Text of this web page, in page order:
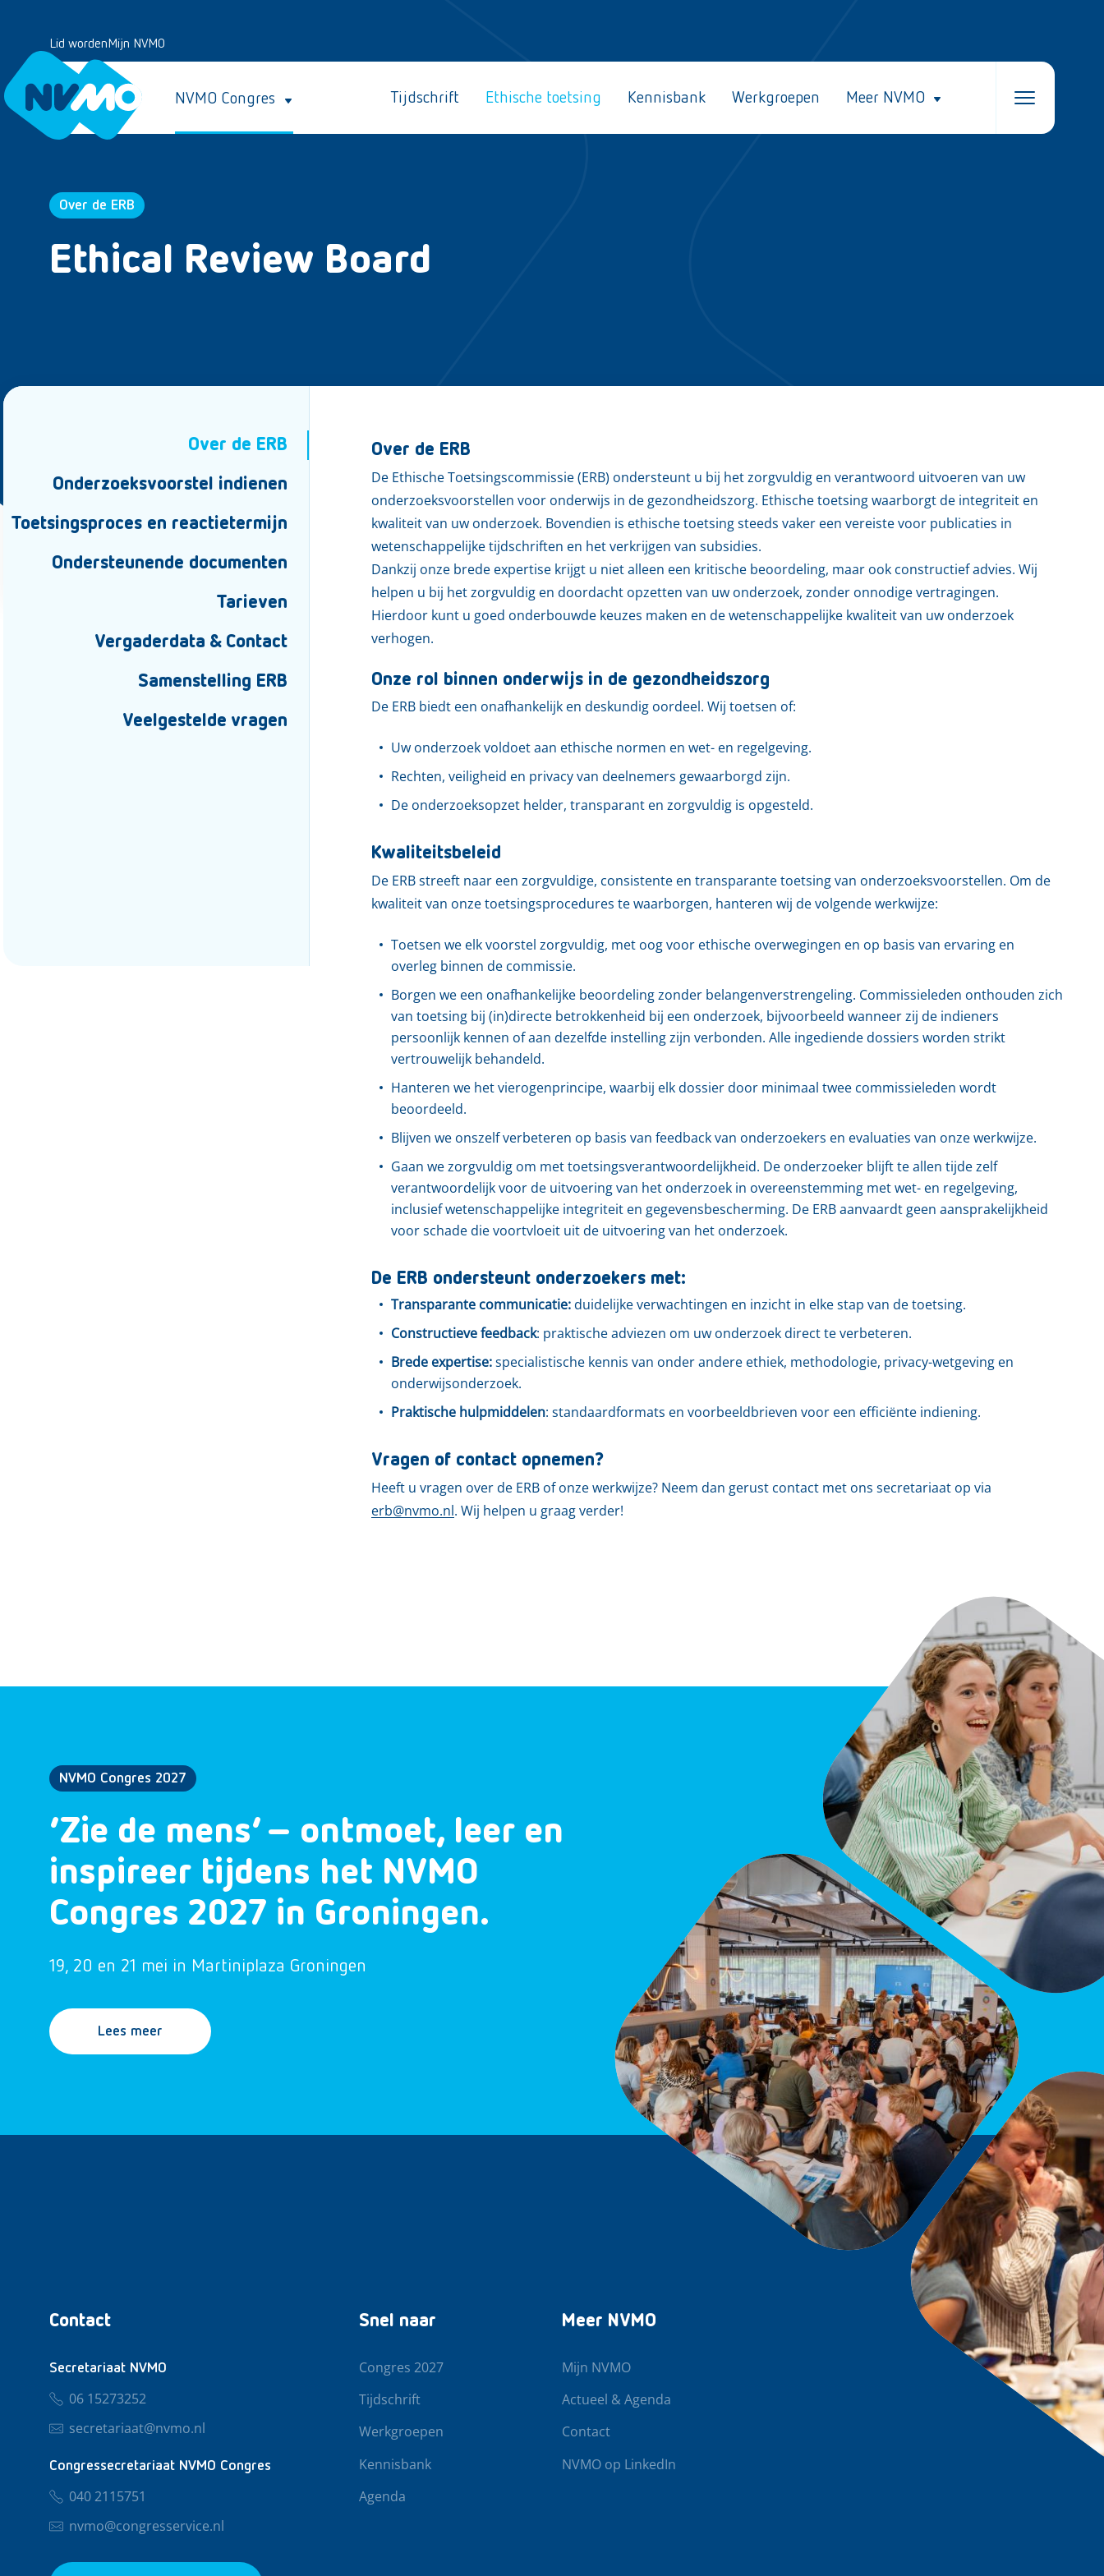
Lid wordenMijn NVMO
NVMO Congres Tijdschrift Ethische toetsing Kennisbank Werkgroepen Meer NVMO
Over de ERB
Ethical Review Board
Over de ERB
Onderzoeksvoorstel indienen
Toetsingsproces en reactietermijn
Ondersteunende documenten
Tarieven
Vergaderdata & Contact
Samenstelling ERB
Veelgestelde vragen
Over de ERB
De Ethische Toetsingscommissie (ERB) ondersteunt u bij het zorgvuldig en verantwoord uitvoeren van uw
onderzoeksvoorstellen voor onderwijs in de gezondheidszorg. Ethische toetsing waarborgt de integriteit en
kwaliteit van uw onderzoek. Bovendien is ethische toetsing steeds vaker een vereiste voor publicaties in
wetenschappelijke tijdschriften en het verkrijgen van subsidies.
Dankzij onze brede expertise krijgt u niet alleen een kritische beoordeling, maar ook constructief advies. Wij
helpen u bij het zorgvuldig en doordacht opzetten van uw onderzoek, zonder onnodige vertragingen.
Hierdoor kunt u goed onderbouwde keuzes maken en de wetenschappelijke kwaliteit van uw onderzoek
verhogen.
Onze rol binnen onderwijs in de gezondheidszorg
De ERB biedt een onafhankelijk en deskundig oordeel. Wij toetsen of:
Uw onderzoek voldoet aan ethische normen en wet- en regelgeving.
Rechten, veiligheid en privacy van deelnemers gewaarborgd zijn.
De onderzoeksopzet helder, transparant en zorgvuldig is opgesteld.
Kwaliteitsbeleid
De ERB streeft naar een zorgvuldige, consistente en transparante toetsing van onderzoeksvoorstellen. Om de
kwaliteit van onze toetsingsprocedures te waarborgen, hanteren wij de volgende werkwijze:
Toetsen we elk voorstel zorgvuldig, met oog voor ethische overwegingen en op basis van ervaring en
overleg binnen de commissie.
Borgen we een onafhankelijke beoordeling zonder belangenverstrengeling. Commissieleden onthouden zich
van toetsing bij (in)directe betrokkenheid bij een onderzoek, bijvoorbeeld wanneer zij de indieners
persoonlijk kennen of aan dezelfde instelling zijn verbonden. Alle ingediende dossiers worden strikt
vertrouwelijk behandeld.
Hanteren we het vierogenprincipe, waarbij elk dossier door minimaal twee commissieleden wordt
beoordeeld.
Blijven we onszelf verbeteren op basis van feedback van onderzoekers en evaluaties van onze werkwijze.
Gaan we zorgvuldig om met toetsingsverantwoordelijkheid. De onderzoeker blijft te allen tijde zelf
verantwoordelijk voor de uitvoering van het onderzoek in overeenstemming met wet- en regelgeving,
inclusief wetenschappelijke integriteit en gegevensbescherming. De ERB aanvaardt geen aansprakelijkheid
voor schade die voortvloeit uit de uitvoering van het onderzoek.
De ERB ondersteunt onderzoekers met:
Transparante communicatie:duidelijke verwachtingen en inzicht in elke stap van de toetsing.
Constructieve feedback: praktische adviezen om uw onderzoek direct te verbeteren.
Brede expertise:specialistische kennis van onder andere ethiek, methodologie, privacy-wetgeving en
onderwijsonderzoek.
Praktische hulpmiddelen: standaardformats en voorbeeldbrieven voor een efficiënte indiening.
Vragen of contact opnemen?
Heeft u vragen over de ERB of onze werkwijze? Neem dan gerust contact met ons secretariaat op via
erb@nvmo.nl. Wij helpen u graag verder!
NVMO Congres 2027
‘Zie de mens’ – ontmoet, leer en
inspireer tijdens het NVMO
Congres 2027 in Groningen.
19, 20 en 21 mei in Martiniplaza Groningen
Lees meer
Contact
Secretariaat NVMO
06 15273252
secretariaat@nvmo.nl
Congressecretariaat NVMO Congres
040 2115751
nvmo@congresservice.nl
Snel naar
Congres 2027
Tijdschrift
Werkgroepen
Kennisbank
Agenda
Meer NVMO
Mijn NVMO
Actueel & Agenda
Contact
NVMO op LinkedIn